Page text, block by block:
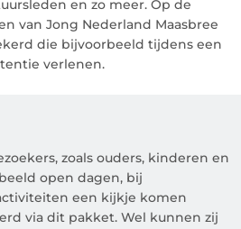
en zo meer. Op de
van Jong Nederland Maasbree
die bijvoorbeeld tijdens een
verlenen.
zoals ouders, kinderen en
open dagen, bij
een kijkje komen
via dit pakket. Wel kunnen zij